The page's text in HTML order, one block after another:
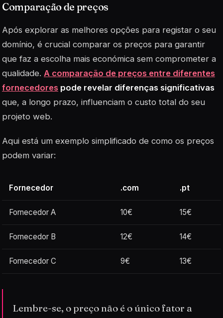
Comparação de preços
Após explorar as melhores opções para registar o seu
domínio, é crucial comparar os preços para garantir
que faz a escolha mais económica sem comprometer a
qualidade. A comparação de preços entre diferentes
fornecedores pode revelar diferenças significativas
que, a longo prazo, influenciam o custo total do seu
projeto web.
Aqui está um exemplo simplificado de como os preços
podem variar:
Fornecedor .com .pt
Fornecedor A 10€ 15€
Fornecedor B 12€ 14€
Fornecedor C 9€ 13€
Lembre-se, o preço não é o único fator a